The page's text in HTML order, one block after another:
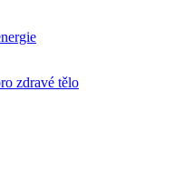
zdravé tělo